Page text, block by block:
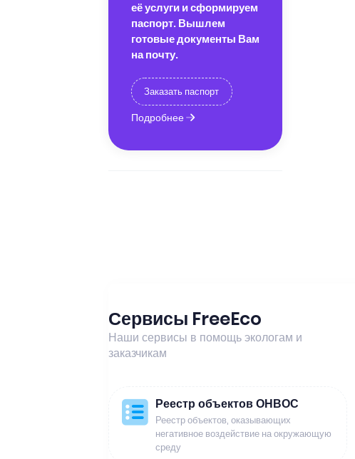
её услуги и сформируем
паспорт. Вышлем
готовые документы Вам
на почту.
Заказать паспорт
Подробнее
Сервисы FreeEco
Наши сервисы в помощь экологам и
заказчикам
Реестр объектов ОНВОС
Реестр объектов, оказывающих
негативное воздействие на окружающую
среду